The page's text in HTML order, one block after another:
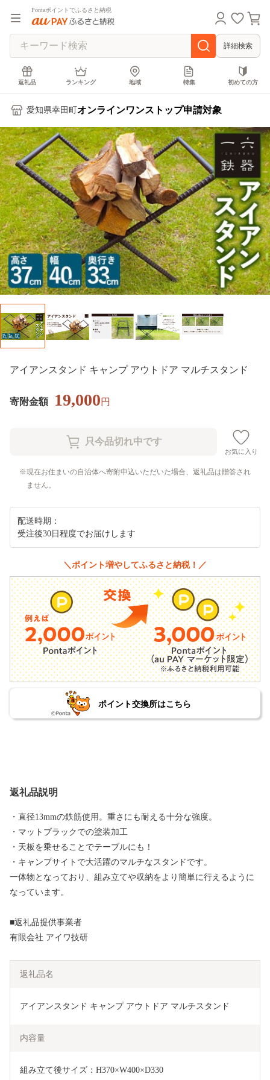
Pontaポイントでふるさと納税
詳細検索
返礼品 ランキング 地域 特集 初めての方
愛知県幸田町 オンラインワンストップ申請対象
アイアンスタンド キャンプ アウトドア マルチスタンド
寄附金額 19,000円
お気に入り
現在お住まいの自治体へ寄附申込いただいた場合、返礼品は贈答され
ません。
配送時期：
受注後30日程度でお届けします
＼ポイント増やしてふるさと納税！／
ポイント交換所はこちら
返礼品説明
・直径13mmの鉄筋使用。重さにも耐える十分な強度。
・マットブラックでの塗装加工
・天板を乗せることでテーブルにも！
・キャンプサイトで大活躍のマルチなスタンドです。
一体物となっており、組み立てや収納をより簡単に行えるように
なっています。
■返礼品提供事業者
有限会社 アイワ技研
返礼品名
アイアンスタンド キャンプ アウトドア マルチスタンド
内容量
組み立て後サイズ：H370×W400×D330